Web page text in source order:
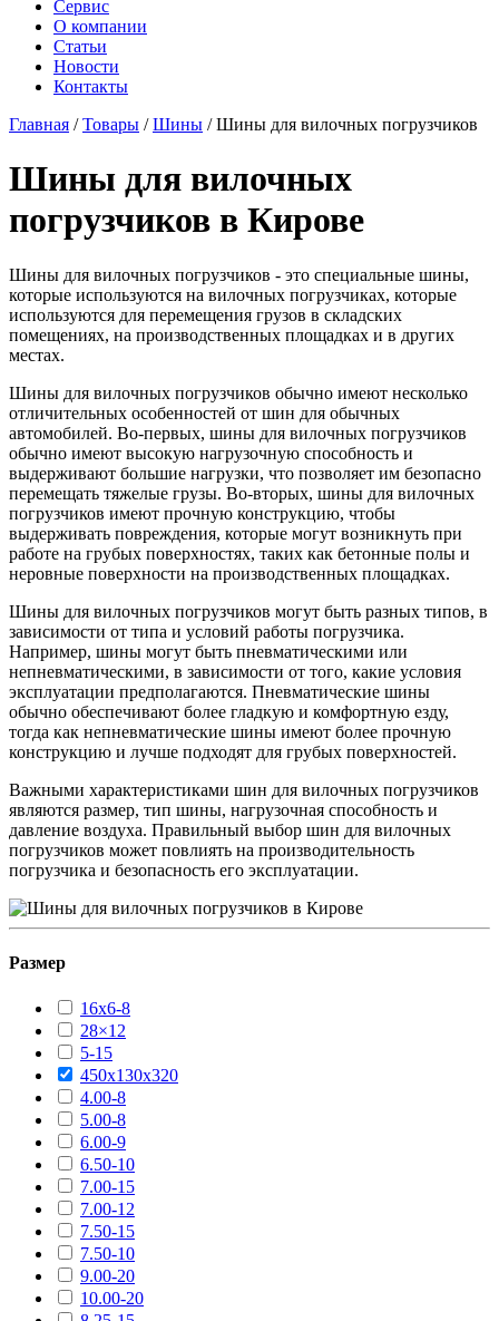
Сервис
О компании
Статьи
Новости
Контакты
Главная /Товары /Шины /Шины для вилочных погрузчиков
Шины для вилочных
погрузчиков в Кирове
Шины для вилочных погрузчиков - это специальные шины,
которые используются на вилочных погрузчиках, которые
используются для перемещения грузов в складских
помещениях, на производственных площадках и в других
местах.
Шины для вилочных погрузчиков обычно имеют несколько
отличительных особенностей от шин для обычных
автомобилей. Во-первых, шины для вилочных погрузчиков
обычно имеют высокую нагрузочную способность и
выдерживают большие нагрузки, что позволяет им безопасно
перемещать тяжелые грузы. Во-вторых, шины для вилочных
погрузчиков имеют прочную конструкцию, чтобы
выдерживать повреждения, которые могут возникнуть при
работе на грубых поверхностях, таких как бетонные полы и
неровные поверхности на производственных площадках.
Шины для вилочных погрузчиков могут быть разных типов, в
зависимости от типа и условий работы погрузчика.
Например, шины могут быть пневматическими или
непневматическими, в зависимости от того, какие условия
эксплуатации предполагаются. Пневматические шины
обычно обеспечивают более гладкую и комфортную езду,
тогда как непневматические шины имеют более прочную
конструкцию и лучше подходят для грубых поверхностей.
Важными характеристиками шин для вилочных погрузчиков
являются размер, тип шины, нагрузочная способность и
давление воздуха. Правильный выбор шин для вилочных
погрузчиков может повлиять на производительность
погрузчика и безопасность его эксплуатации.
Размер
16х6-8
28×12
5-15
450х130х320
4.00-8
5.00-8
6.00-9
6.50-10
7.00-15
7.00-12
7.50-15
7.50-10
9.00-20
10.00-20